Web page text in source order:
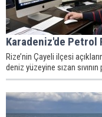
Karadeniz'de Petrol
Rize’nin Çayeli ilçesi
deniz yüzeyine sızan